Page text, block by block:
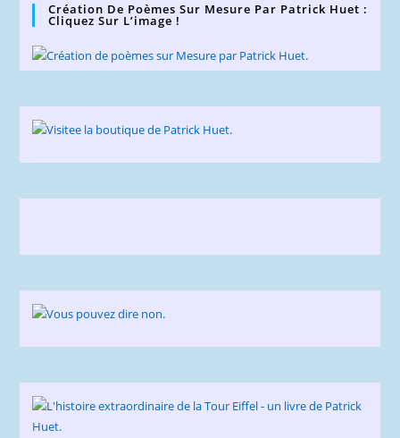
Création De Poèmes Sur Mesure Par Patrick Huet :
Cliquez Sur L’image !